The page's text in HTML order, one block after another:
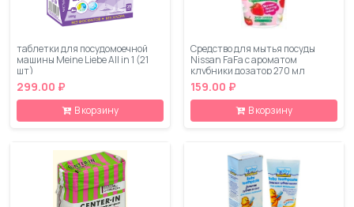
таблетки для посудомоечной
машины Meine Liebe All in 1 (21
шт)
299.00 ₽
В корзину
Средство для мытья посуды
Nissan FaFa с ароматом
клубники дозатор 270 мл
159.00 ₽
В корзину